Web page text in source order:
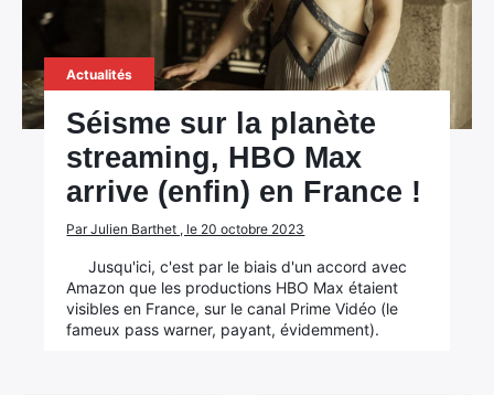
Actualités
Séisme sur la planète
streaming, HBO Max
arrive (enfin) en France !
Par Julien Barthet , le 20 octobre 2023
Jusqu'ici, c'est par le biais d'un accord avec
Amazon que les productions HBO Max étaient
visibles en France, sur le canal Prime Vidéo (le
fameux pass warner, payant, évidemment).